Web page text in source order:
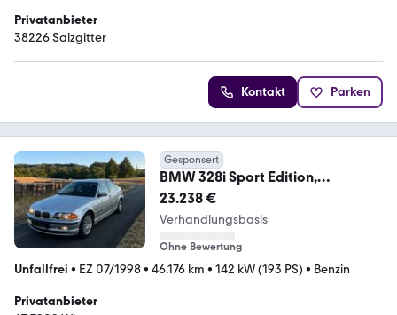
Privatanbieter
38226 Salzgitter
Kontakt Parken
Gesponsert
BMW 328i Sport Edition,
Erstbesitz,46 000km,Einmalig
23.238 €
Verhandlungsbasis
Ohne Bewertung
Unfallfrei • EZ 07/1998• 46.176 km • 142 kW (193 PS) • Benzin
Privatanbieter